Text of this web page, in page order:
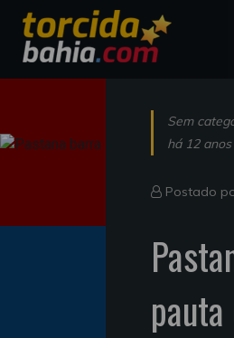
Sem
há 12 anos
Postado